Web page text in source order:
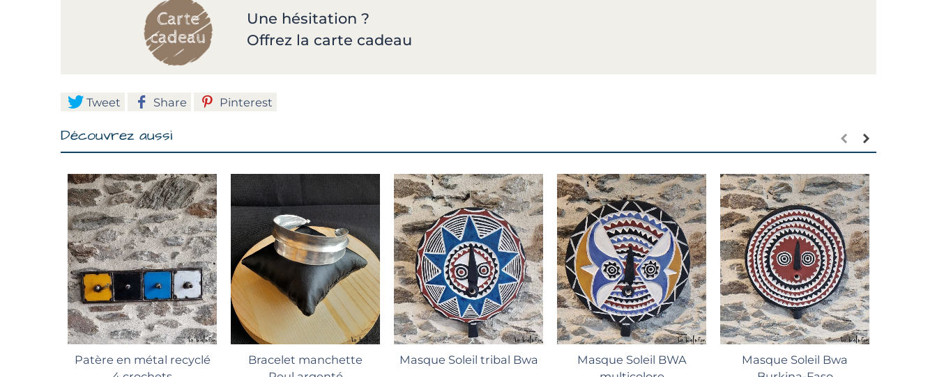
Une hésitation ?
Offrez la carte cadeau
Tweet Share Pinterest
Découvrez aussi
Ajouter au panier
Patère en métal recyclé
Plus
Bracelet manchette
Ajouter au panier
Masque Soleil tribal Bwa Ajouter au panier
Masque Soleil BWA
Ajouter au panier
Masque Soleil Bwa